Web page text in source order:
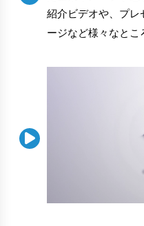
紹介ビデオや、プレ
ージなど様々なとこ
